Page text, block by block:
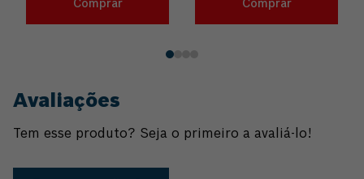
Comprar Comprar
Avaliações
Tem esse produto? Seja o primeiro a avaliá-lo!